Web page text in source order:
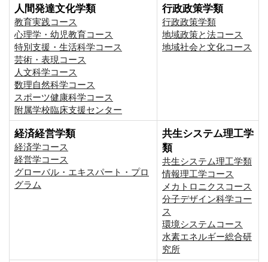
人間発達文化学類
教育実践コース
心理学・幼児教育コース
特別支援・生活科学コース
芸術・表現コース
人文科学コース
数理自然科学コース
スポーツ健康科学コース
附属学校臨床支援センター
行政政策学類
行政政策学類
地域政策と法コース
地域社会と文化コース
経済経営学類
経済学コース
経営学コース
グローバル・エキスパート・プロ
グラム
共生システム理工学
類
共生システム理工学類
情報理工学コース
メカトロニクスコース
分子デザイン科学コー
ス
環境システムコース
⽔素エネルギー総合研
究所